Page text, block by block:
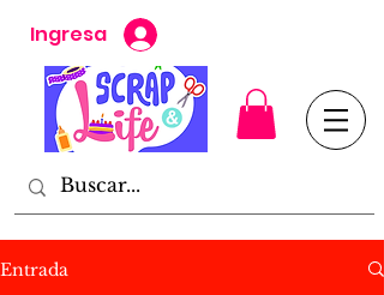
Ingresa
Entrada